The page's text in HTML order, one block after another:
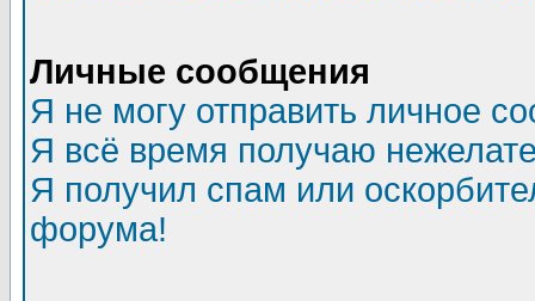
Личные сообщения
Я не могу отправить личное
Я всё время получаю
Я получил спам или
форума!